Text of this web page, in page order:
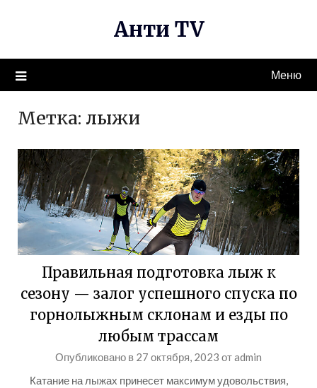
Анти TV
Меню
Метка: лыжи
Правильная подготовка лыж к
сезону — залог успешного спуска по
горнолыжным склонам и езды по
любым трассам
Опубликовано в 27 октября, 2023 отadmin
Катание на лыжах принесет максимум удовольствия,